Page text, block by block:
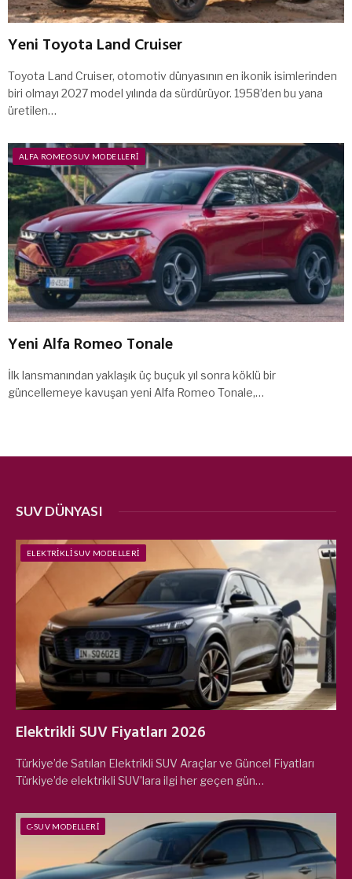
Yeni Toyota Land Cruiser
Toyota Land Cruiser, otomotiv dünyasının en ikonik isimlerinden
biri olmayı 2027 model yılında da sürdürüyor. 1958’den bu yana
üretilen…
ALFA ROMEO SUV MODELLERI
Yeni Alfa Romeo Tonale
İlk lansmanından yaklaşık üç buçuk yıl sonra köklü bir
güncellemeye kavuşan yeni Alfa Romeo Tonale,…
SUV DÜNYASI
ELEKTRIKLI SUV MODELLERI
Elektrikli SUV Fiyatları 2026
Türkiye’de Satılan Elektrikli SUV Araçlar ve Güncel Fiyatları
Türkiye’de elektrikli SUV’lara ilgi her geçen gün…
C-SUV MODELLERI